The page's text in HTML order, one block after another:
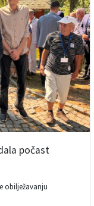
počast
obilježavanju